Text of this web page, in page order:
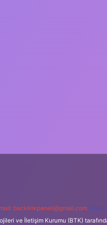
backlinkpaneli@gmail.com
ve İletişim Kurumu (BTK)